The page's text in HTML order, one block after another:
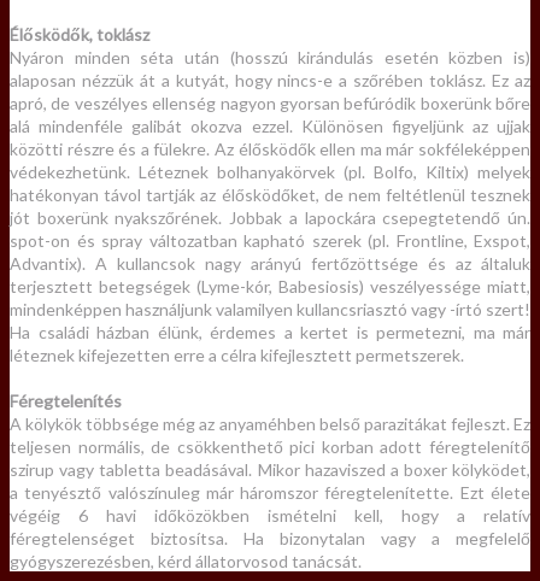
Élősködők, toklász
Nyáron minden séta után (hosszú kirándulás esetén közben is)
alaposan nézzük át a kutyát, hogy nincs-e a szőrében toklász. Ez az
apró, de veszélyes ellenség nagyon gyorsan befúródik boxerünk bőre
alá mindenféle galibát okozva ezzel. Különösen figyeljünk az ujjak
közötti részre és a fülekre. Az élősködők ellen ma már sokféleképpen
védekezhetünk. Léteznek bolhanyakörvek (pl. Bolfo, Kiltix) melyek
hatékonyan távol tartják az élősködőket, de nem feltétlenül tesznek
jót boxerünk nyakszőrének. Jobbak a lapockára csepegtetendő ún.
spot-on és spray változatban kapható szerek (pl. Frontline, Exspot,
Advantix). A kullancsok nagy arányú fertőzöttsége és az általuk
terjesztett betegségek (Lyme-kór, Babesiosis) veszélyessége miatt,
mindenképpen használjunk valamilyen kullancsriasztó vagy -írtó szert!
Ha családi házban élünk, érdemes a kertet is permetezni, ma már
léteznek kifejezetten erre a célra kifejlesztett permetszerek.
Féregtelenítés
A kölykök többsége még az anyaméhben belső parazitákat fejleszt. Ez
teljesen normális, de csökkenthető pici korban adott féregtelenítő
szirup vagy tabletta beadásával. Mikor hazaviszed a boxer kölyködet,
a tenyésztő valószínuleg már háromszor féregtelenítette. Ezt élete
végéig 6 havi időközökben ismételni kell, hogy a relatív
féregtelenséget biztosítsa. Ha bizonytalan vagy a megfelelő
gyógyszerezésben, kérd állatorvosod tanácsát.